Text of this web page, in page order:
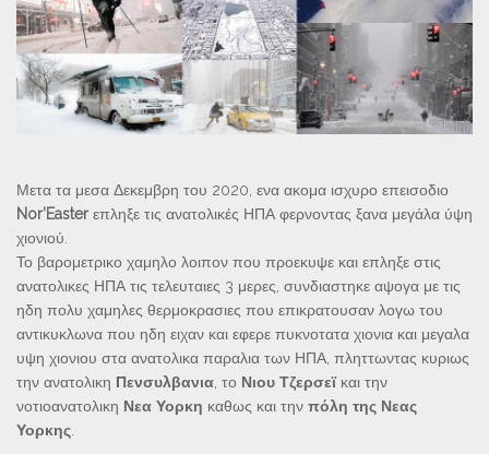
Μετα τα μεσα Δεκεμβρη του 2020, ενα ακομα ισχυρο επεισοδιο
Nor’Easterεπληξε τις ανατολικές ΗΠΑ φερνοντας ξανα μεγάλα ύψη
χιονιού.
Το βαρομετρικο χαμηλο λοιπον που προεκυψε και επληξε στις
ανατολικες ΗΠΑ τις τελευταιες 3 μερες, συνδιαστηκε αψογα με τις
ηδη πολυ χαμηλες θερμοκρασιες που επικρατουσαν λογω του
αντικυκλωνα που ηδη ειχαν και εφερε πυκνοτατα χιονια και μεγαλα
υψη χιονιου στα ανατολικα παραλια των ΗΠΑ, πληττωντας κυριως
την ανατολικη Πενσυλβανια, το Νιου Τζερσεϊκαι την
νοτιοανατολικη Νεα Υορκη καθως και την πόλη της Νεας
Υορκης.